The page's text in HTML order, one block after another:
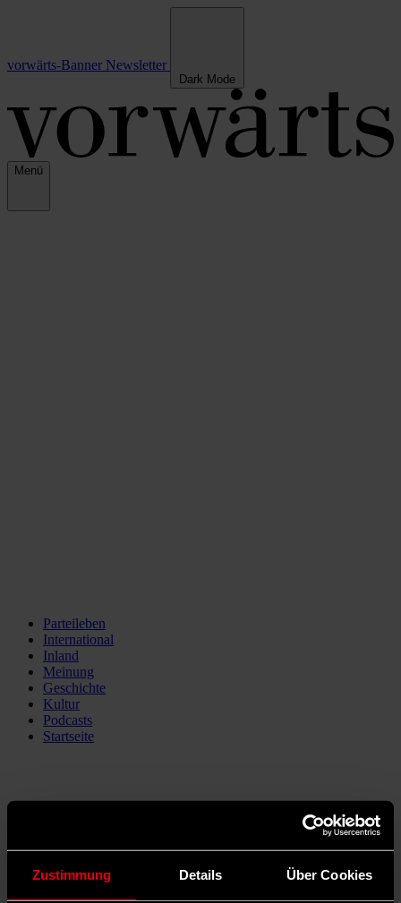
Zustimmung Details Über Cookies
vorwärts-Banner Newsletter
Dark Mode
Menü
Parteileben
International
Inland
Meinung
Geschichte
Kultur
Podcasts
Startseite